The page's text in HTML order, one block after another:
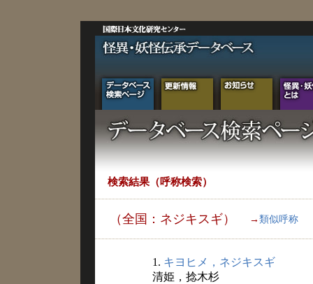
検索結果（呼称検索）
（全国：ネジキスギ） → 類似呼称
1. キヨヒメ，ネジキスギ
清姫，捻木杉